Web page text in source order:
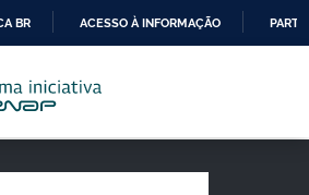
PARA
CONTEÚDO
BR ACESSO À INFORMAÇÃO